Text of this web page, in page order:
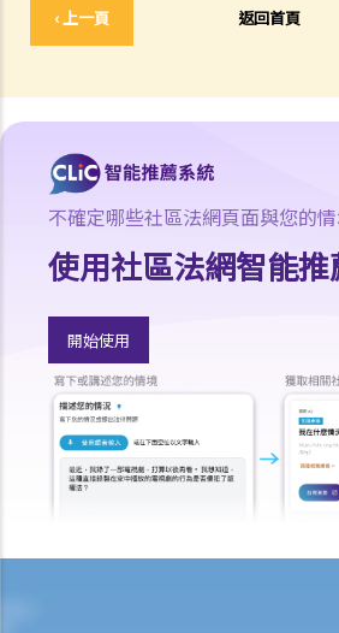
‹ 上一頁 返回首頁
「致命意外案件」（包括醫療疏忽案件）
5. 抗辯書
7. 屬實申述
8. 委託專家擬備報告的守則
9. 核對表評檢及案件管理問卷
10. 案件管理會議
11. 審訊前的覆核
就人身傷害提出申索，是否存在時限？
若我因人身傷害提出申索，可否申請法律援助
1. 法律援助
2. 法律援助輔助計劃
香港律師會免費法律諮詢專線
交通意外傷亡援助計劃
汽車保險局
問與答
不確定哪些社區法網頁面與您的
使用社區法網智能推
開始使用